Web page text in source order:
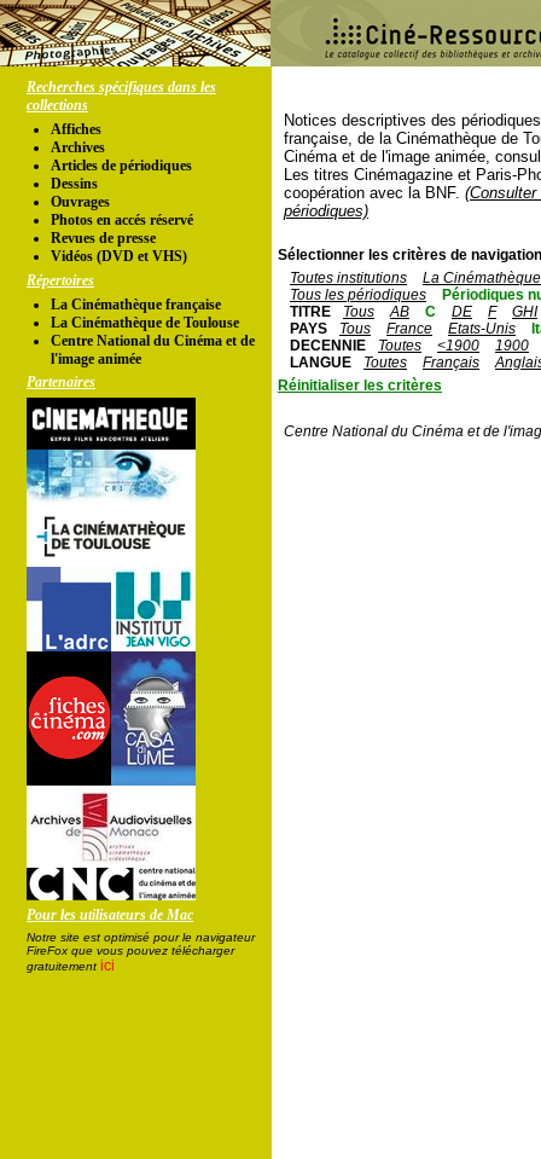
Recherches spécifiques dans les
collections
Affiches
Archives
Articles de périodiques
Dessins
Ouvrages
Photos en accés réservé
Revues de presse
Vidéos (DVD et VHS)
Répertoires
La Cinémathèque française
La Cinémathèque de Toulouse
Centre National du Cinéma et de
l'image animée
Partenaires
Pour les utilisateurs de Mac
Notre site est optimisé pour le navigateur
FireFox que vous pouvez télécharger
gratuitement ici
Notices descriptives des
française, de la Cinémathèque de
Cinéma et de l'image animée,
Les titres Cinémagazine et Paris-
coopération avec la BNF.
périodiques)
Sélectionner les critères de
Toutes institutions
La
Tous les périodiques
Périodiques
TITRE
Tous AB C DE F
GHI
PAYS
Tous France Etats-Unis
DECENNIE
Toutes <1900
1900
LANGUE
Toutes Français
Réinitialiser les critères
Centre National du Cinéma et de